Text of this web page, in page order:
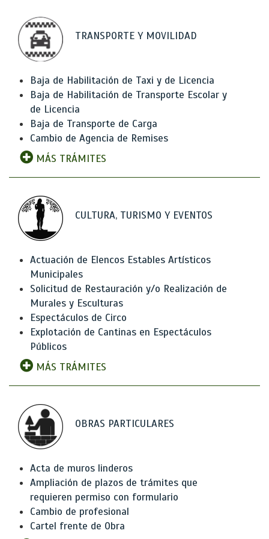
TRANSPORTE Y MOVILIDAD
Baja de Habilitación de Taxi y de Licencia
Baja de Habilitación de Transporte Escolar y
de Licencia
Baja de Transporte de Carga
Cambio de Agencia de Remises
MÁS TRÁMITES
CULTURA, TURISMO Y EVENTOS
Actuación de Elencos Estables Artísticos
Municipales
Solicitud de Restauración y/o Realización de
Murales y Esculturas
Espectáculos de Circo
Explotación de Cantinas en Espectáculos
Públicos
MÁS TRÁMITES
OBRAS PARTICULARES
Acta de muros linderos
Ampliación de plazos de trámites que
requieren permiso con formulario
Cambio de profesional
Cartel frente de Obra